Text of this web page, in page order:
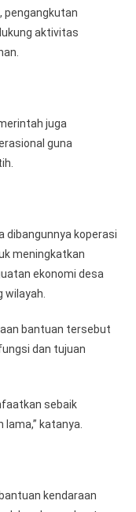
pengangkutan
aktivitas
juga
guna
dibangunnya koperasi
meningkatkan
ekonomi desa
bantuan tersebut
dan tujuan
sebaik
katanya.
kendaraan